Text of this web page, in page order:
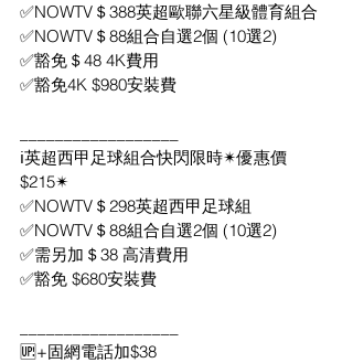
✅NOWTV＄388英超歐聯六星級體育組合
✅NOWTV＄88組合自選2個 (10選2)
✅豁免＄48 4K費用
✅豁免4K $980安裝費
ℹ英超西甲足球組合快閃限時✴優惠價
$215✴
✅NOWTV＄298英超西甲足球組
✅NOWTV＄88組合自選2個 (10選2)
✅需另加＄38 高清費用
✅豁免 $680安裝費
🆙+固網電話加$38